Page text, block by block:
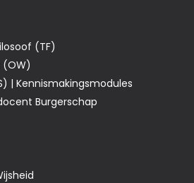
(TF)
(OW)
| Kennismakingsmodules
Burgerschap